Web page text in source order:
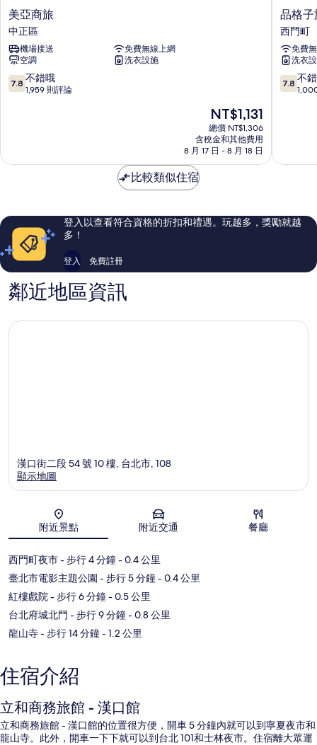
美
亞
商
旅
中
正
區
美亞商旅
中正區
機場接送
免費無線上網
空調
洗衣設施
7.8
分，
錯
評
論
7.8 不錯哦
1,959 則評論
現
在
價
格
為
NT$1,131
總價 NT$1,306
含稅金和其他費用
8 月 17 日 - 8 月 18 日
品
格
子
旅
店
(西
門
品格
西門町
免費
洗衣
7.8
分，
錯
評
論
7.8 不
比較類似住宿
登入以查看符合資格的折扣和禮遇。玩越多，獎勵就越
多！
登入 免費註冊
鄰近地區資訊
地圖
漢口街二段 54 號 10 樓, 台北市, 108
顯示地圖
附近景點 附近交通 餐廳
西門町夜市- 步行 4 分鐘- 0.4 公里
臺北市電影主題公園 - 步行 5 分鐘- 0.4 公里
紅樓戲院- 步行 6 分鐘- 0.5 公里
台北府城北門 - 步行 9 分鐘- 0.8 公里
龍山寺- 步行 14 分鐘- 1.2 公里
住宿介紹
立和商務旅館 - 漢口館
立和商務旅館 - 漢口館的位置很方便，開車 5 分鐘內就可以到寧夏夜市和
龍山寺。此外，開車一下下就可以到台北 101和士林夜市。住宿離大眾運